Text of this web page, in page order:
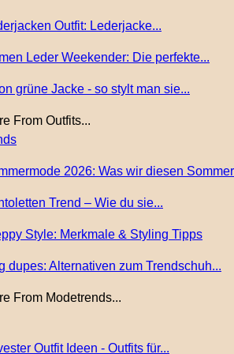
Outfit: Lederjacke...
Leder Weekender: Die perfekte...
grüne Jacke - so stylt man sie...
From Outfits...
2026: Was wir diesen
Trend – Wie du sie...
Style: Merkmale & Styling Tipps
dupes: Alternativen zum Trendschuh...
From Modetrends...
Outfit Ideen - Outfits für...